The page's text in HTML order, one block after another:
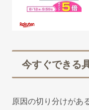
今すぐできる
原因の切り分けがあ